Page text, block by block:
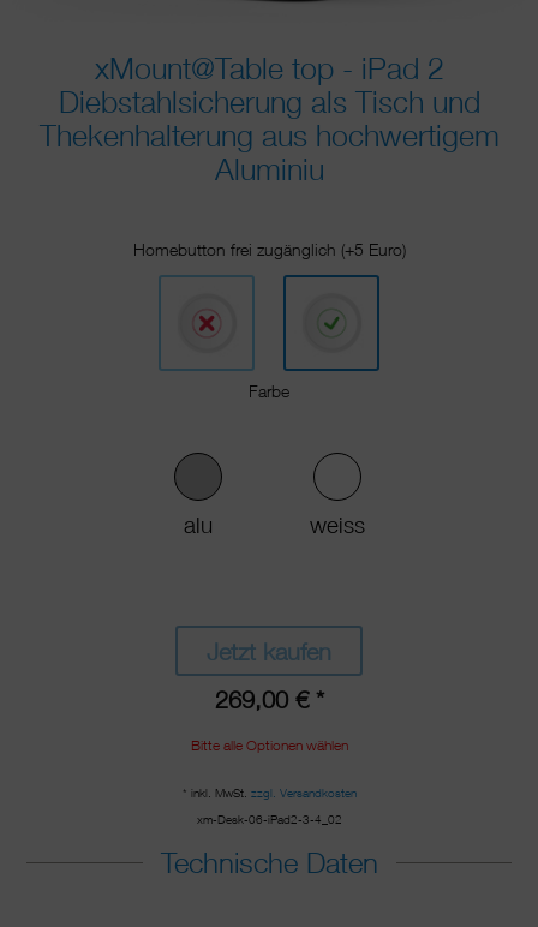
xMount@Table top - iPad 2
Diebstahlsicherung als Tisch und
Thekenhalterung aus hochwertigem
Aluminiu
Homebutton frei zugänglich (+5 Euro)
Farbe
alu weiss
Jetzt kaufen
269,00 € *
Bitte alle Optionen wählen
* inkl. MwSt. zzgl. Versandkosten
xm-Desk-06-iPad2-3-4_02
Technische Daten